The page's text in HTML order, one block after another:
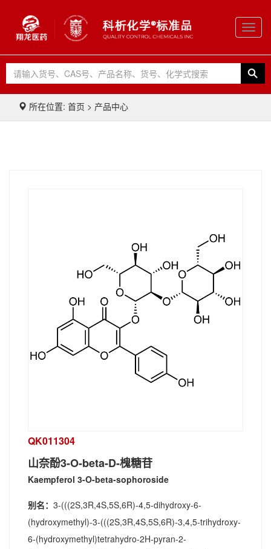
所在位置: 首页 > 产品中心
QK011304
山奈酚3-O-beta-D-槐糖苷
Kaempferol 3-O-beta-sophoroside
别名： 3-(((2S,3R,4S,5S,6R)-4,5-dihydroxy-6-
(hydroxymethyl)-3-(((2S,3R,4S,5S,6R)-3,4,5-trihydroxy-
6-(hydroxymethyl)tetrahydro-2H-pyran-2-